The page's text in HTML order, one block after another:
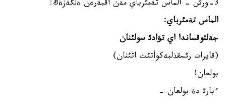
3-ورئن - الماس تةمئرباي مةن اقبةرةن ةلگةزةك:
الماس تةمئرباي:
جةلتوقساندا اي تؤادئ سولئنان
(قايرات رئسقذلبةكوأتئث اتئنان)
بولعان!
ءبارئ دة بولعان -